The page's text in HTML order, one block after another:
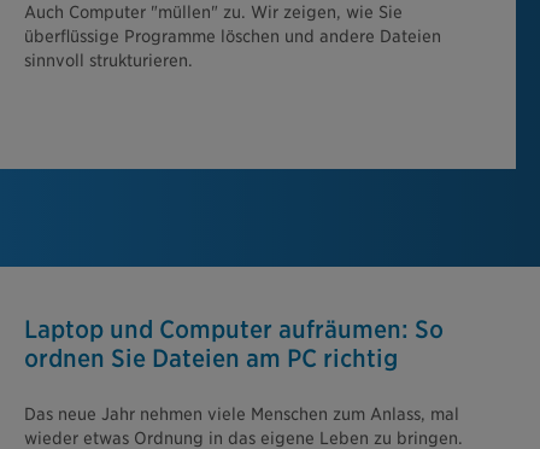
Auch Computer "müllen" zu. Wir zeigen, wie Sie
überflüssige Programme löschen und andere Dateien
sinnvoll strukturieren.
Laptop und Computer aufräumen: So
ordnen Sie Dateien am PC richtig
Das neue Jahr nehmen viele Menschen zum Anlass, mal
wieder etwas Ordnung in das eigene Leben zu bringen.